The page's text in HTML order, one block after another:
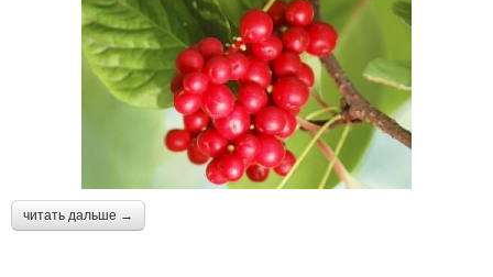
читать дальше →